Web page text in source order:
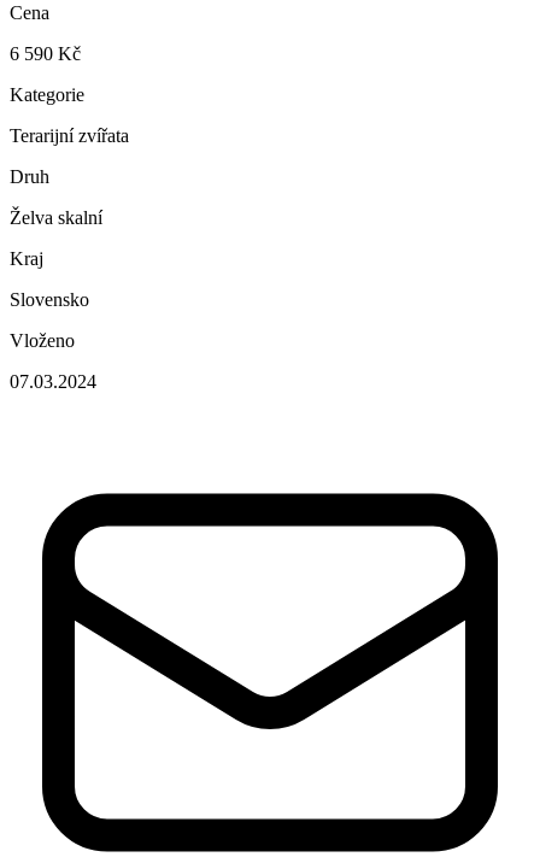
Cena
6 590 Kč
Kategorie
Terarijní zvířata
Druh
Želva skalní
Kraj
Slovensko
Vloženo
07.03.2024